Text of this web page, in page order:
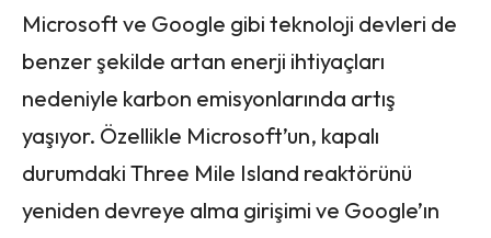
Microsoft ve Google gibi teknoloji devleri de
benzer şekilde artan enerji ihtiyaçları
nedeniyle karbon emisyonlarında artış
yaşıyor. Özellikle Microsoft’un, kapalı
durumdaki Three Mile Island reaktörünü
yeniden devreye alma girişimi ve Google’ın